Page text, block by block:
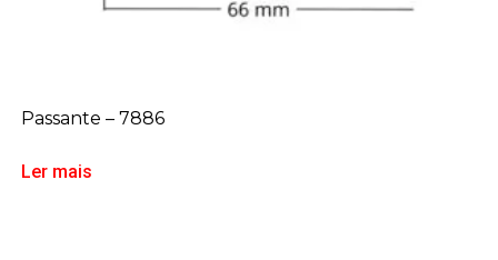
Passante – 7886
Ler mais